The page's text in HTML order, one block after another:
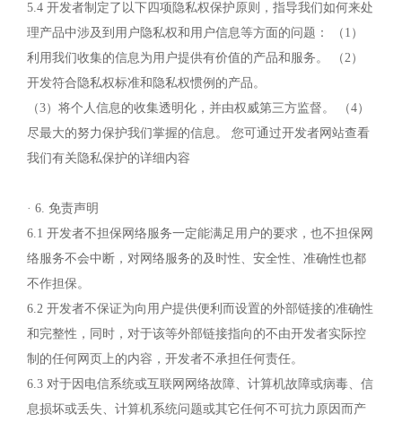
5.4 开发者制定了以下四项隐私权保护原则，指导我们如何来处
理产品中涉及到用户隐私权和用户信息等方面的问题： （1）
利用我们收集的信息为用户提供有价值的产品和服务。 （2）
开发符合隐私权标准和隐私权惯例的产品。
（3）将个人信息的收集透明化，并由权威第三方监督。 （4）
尽最大的努力保护我们掌握的信息。 您可通过开发者网站查看
我们有关隐私保护的详细内容
· 6. 免责声明
6.1 开发者不担保网络服务一定能满足用户的要求，也不担保网
络服务不会中断，对网络服务的及时性、安全性、准确性也都
不作担保。
6.2 开发者不保证为向用户提供便利而设置的外部链接的准确性
和完整性，同时，对于该等外部链接指向的不由开发者实际控
制的任何网页上的内容，开发者不承担任何责任。
6.3 对于因电信系统或互联网网络故障、计算机故障或病毒、信
息损坏或丢失、计算机系统问题或其它任何不可抗力原因而产